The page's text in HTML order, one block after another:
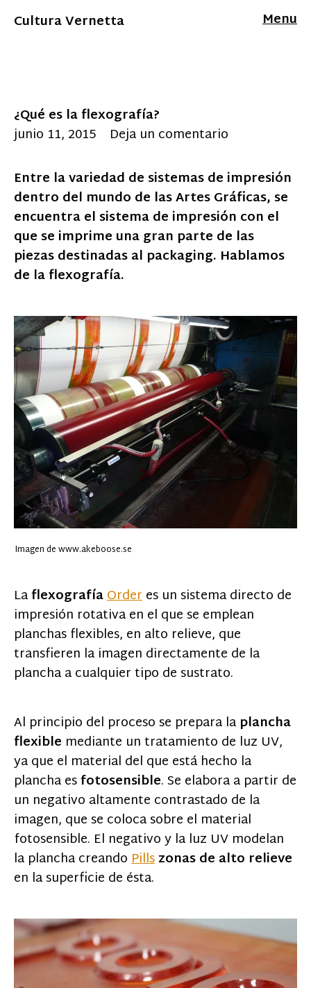
Cultura Vernetta Menu
¿Qué es la flexografía?
junio 11, 2015
Deja un comentario
Entre la variedad de sistemas de impresión
dentro del mundo de las Artes Gráficas, se
encuentra el sistema de impresión con el
que se imprime una gran parte de las
piezas destinadas al packaging. Hablamos
de la flexografía.
Imagen de www.akeboose.se
LaflexografíaOrderes un sistema directo de
impresión rotativa en el que se emplean
planchas flexibles, en alto relieve, que
transfieren la imagen directamente de la
plancha a cualquier tipo de sustrato.
Al principio del proceso se prepara la plancha
flexible mediante un tratamiento de luz UV,
ya que el material del que está hecho la
plancha esfotosensible. Se elabora a partir de
un negativo altamente contrastado de la
imagen, que se coloca sobre el material
fotosensible. El negativo y la luz UV modelan
la plancha creandoPillszonas de alto relieve
en la superficie de ésta.